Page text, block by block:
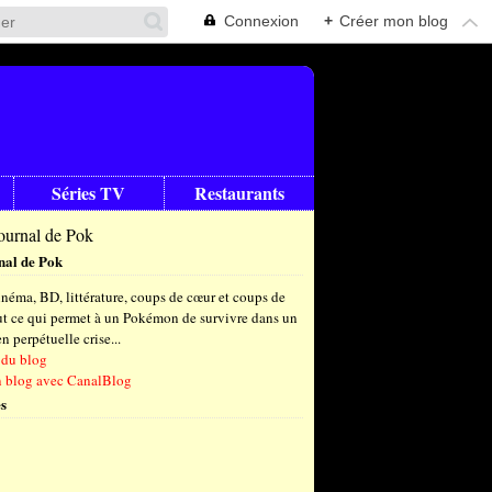
Connexion + Créer mon blog
Séries TV Restaurants
de Pok
BD, littérature, coups de cœur et coups de
ce qui permet à un Pokémon de survivre dans un
perpétuelle crise...
blog
blog avec CanalBlog